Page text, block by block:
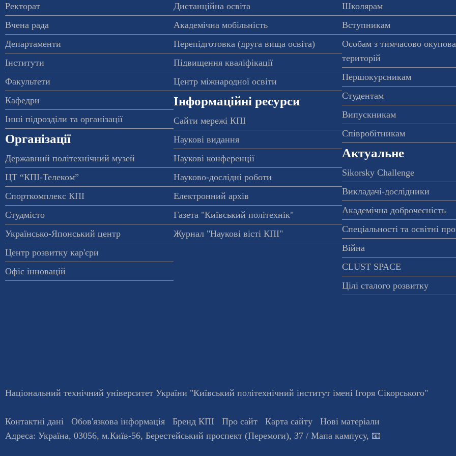
Ректорат
Вчена рада
Департаменти
Інститути
Факультети
Кафедри
Інші підрозділи та організації
Організації
Державний політехнічний музей
ЦТ “КПІ-Телеком”
Спорткомплекс КПІ
Студмісто
Українсько-Японський центр
Центр розвитку кар'єри
Офіс інновацій
Дистанційна освіта
Академічна мобільність
Перепідготовка (друга вища освіта)
Підвищення кваліфікації
Центр міжнародної освіти
Інформаційні ресурси
Сайти мережі КПІ
Наукові видання
Наукові конференції
Науково-дослідні роботи
Електронний архів
Газета "Київський політехнік"
Журнал "Наукові вісті КПІ"
Школярам
Вступникам
Особам з тимчасово
територій
Першокурсникам
Студентам
Випускникам
Співробітникам
Актуальне
Sikorsky Challenge
Викладачі-дослідники
Академічна доброчесність
Спеціальності та освітні
Війна
CLUST SPACE
Цілі сталого розвитку
Національний технічний університет України "Київський політехнічний інститут імені Ігоря Сікорського"
Контактні дані Обов'язкова інформація Бренд КПІ Про сайт Карта сайту
Нові матеріали
Адреса: Україна, 03056, м.Київ-56, Берестейський проспект (Перемоги), 37 / Мапа кампусу, 📧